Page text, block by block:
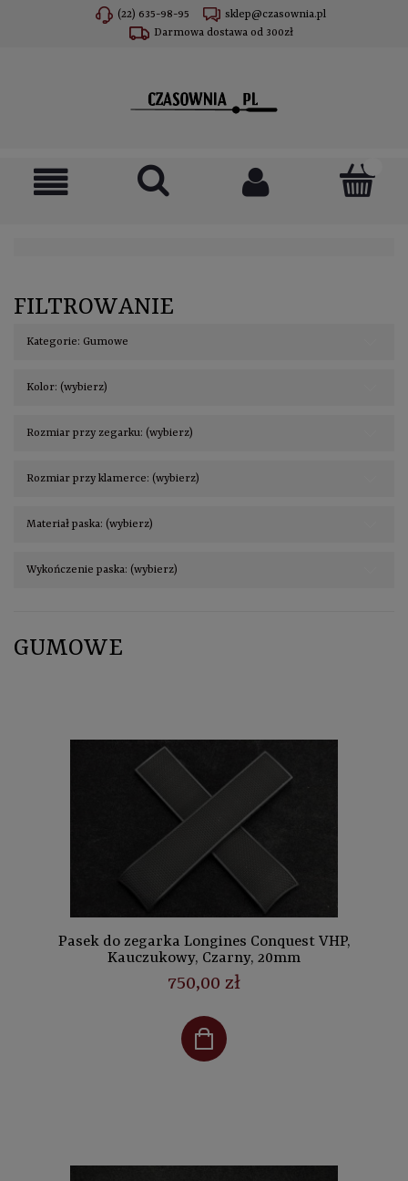
(22) 635-98-95
sklep@czasownia.pl
Darmowa dostawa od 300zł
FILTROWANIE
Kategorie: Gumowe
Kolor: (wybierz)
Rozmiar przy zegarku: (wybierz)
Rozmiar przy klamerce: (wybierz)
Materiał paska: (wybierz)
Wykończenie paska: (wybierz)
GUMOWE
Pasek do zegarka Longines Conquest VHP,
Kauczukowy, Czarny, 20mm
750,00 zł